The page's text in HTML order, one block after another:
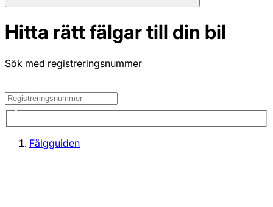
Hitta rätt fälgar till din bil
Sök med registreringsnummer
Fälgguiden